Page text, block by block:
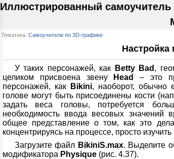
Иллюстрированный
Тематика: Самоучители по 3D-графике
Настройка
У таких персонажей, как Betty Bad ,
целиком присвоена звену
Head
– это
персонажей, как
Bikini, наоборот, обычно
голове могут быть присоединены кости
задать веса головы, потребуется
необходимость ввода весовых значений
общее представление о том, как это
концентрируясь на процессе, просто изучить
Загрузите файл BikiniS.max. Выделите
модификатора Physique (рис. 4.37).